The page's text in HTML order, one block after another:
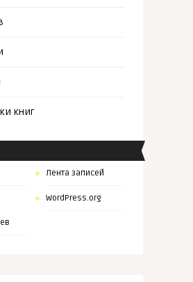
книг
Лента записей
WordPress.org